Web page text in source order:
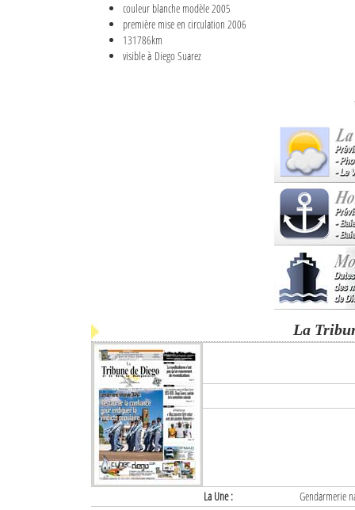
couleur blanche modèle 2005
première mise en circulation 2006
131786km
visible à Diego Suarez
La
La Une :
Gendarmerie